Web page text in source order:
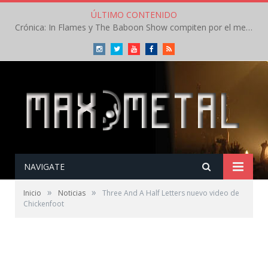
ÚLTIMO CONTENIDO
Crónica: In Flames y The Baboon Show compiten por el mejor concierto del día en el Leyendas del Rock – Viernes – Agosto 2026
InstagramTwitterYoutubeFacebookRSS
NAVIGATE
Inicio » Noticias »
Three And A Half Letters nuevo video de
Chickenfoot